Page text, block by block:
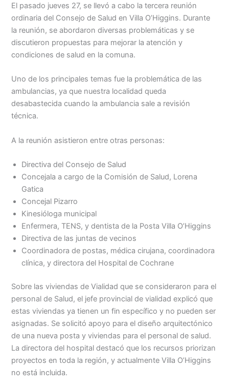
El pasado jueves 27, se llevó a cabo la tercera reunión
ordinaria del Consejo de Salud en Villa O’Higgins. Durante
la reunión, se abordaron diversas problemáticas y se
discutieron propuestas para mejorar la atención y
condiciones de salud en la comuna.
Uno de los principales temas fue la problemática de las
ambulancias, ya que nuestra localidad queda
desabastecida cuando la ambulancia sale a revisión
técnica.
A la reunión asistieron entre otras personas:
Directiva del Consejo de Salud
Concejala a cargo de la Comisión de Salud, Lorena
Gatica
Concejal Pizarro
Kinesióloga municipal
Enfermera, TENS, y dentista de la Posta Villa O’Higgins
Directiva de las juntas de vecinos
Coordinadora de postas, médica cirujana, coordinadora
clínica, y directora del Hospital de Cochrane
Sobre las viviendas de Vialidad que se consideraron para el
personal de Salud, el jefe provincial de vialidad explicó que
estas viviendas ya tienen un fin específico y no pueden ser
asignadas. Se solicitó apoyo para el diseño arquitectónico
de una nueva posta y viviendas para el personal de salud.
La directora del hospital destacó que los recursos priorizan
proyectos en toda la región, y actualmente Villa O’Higgins
no está incluida.